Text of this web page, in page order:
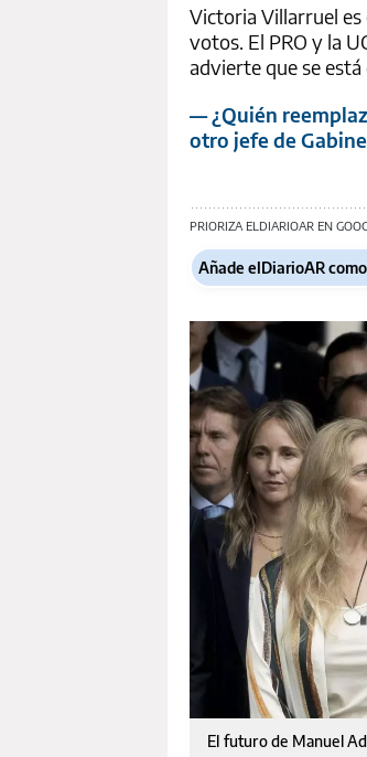
Victoria Villarruel es
votos. El PRO y la
advierte que se
— ¿Quién
otro jefe de
PRIORIZA ELDIARIOAR EN
Añade elDiarioAR
El futuro de Manuel